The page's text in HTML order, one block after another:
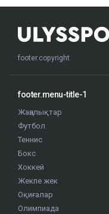
footer.copyright
footer.menu-title-1
Жаңалықтар
Футбол
Теннис
Бокс
Хоккей
Жекпе жек
Оқиғалар
Олимпиада